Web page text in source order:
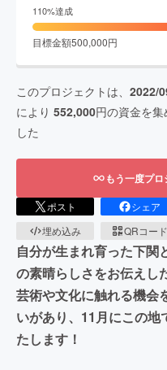
110%達成
目標金額500,000円
このプロジェクトは、 2022/
により 552,000円の資金を集
した
もう一度プ
ポスト シェア
埋め込み
QRコード
自分が生まれ育った下関
の素晴らしさをお伝えし
芸術や文化に触れる機会
いがあり、11月にこの
たします！